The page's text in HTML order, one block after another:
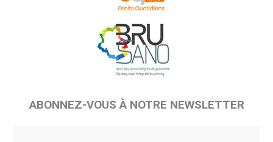
ABONNEZ-VOUS À NOTRE NEWSLETTER